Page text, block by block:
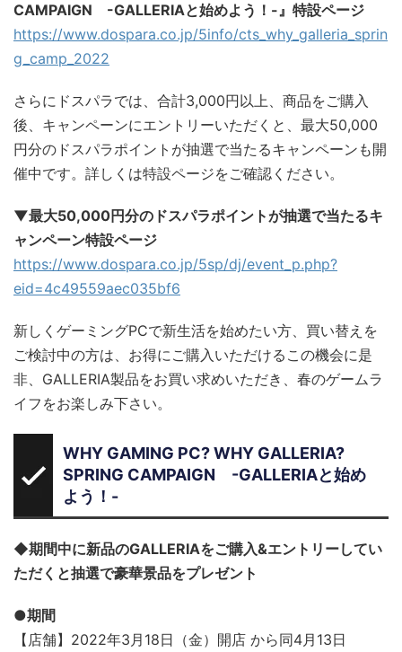
CAMPAIGN -GALLERIAと始めよう！-』特設ページ
https://www.dospara.co.jp/5info/cts_why_galleria_sprin
g_camp_2022
さらにドスパラでは、合計3,000円以上、商品をご購入
後、キャンペーンにエントリーいただくと、最大50,000
円分のドスパラポイントが抽選で当たるキャンペーンも開
催中です。詳しくは特設ページをご確認ください。
▼最大50,000円分のドスパラポイントが抽選で当たるキ
ャンペーン特設ページ
https://www.dospara.co.jp/5sp/dj/event_p.php?
eid=4c49559aec035bf6
新しくゲーミングPCで新生活を始めたい方、買い替えを
ご検討中の方は、お得にご購入いただけるこの機会に是
非、GALLERIA製品をお買い求めいただき、春のゲームラ
イフをお楽しみ下さい。
WHY GAMING PC? WHY GALLERIA?
SPRING CAMPAIGN -GALLERIAと始め
よう！-
◆期間中に新品のGALLERIAをご購入&エントリーしてい
ただくと抽選で豪華景品をプレゼント
●期間
【店舗】2022年3月18日（金）開店 から同4月13日